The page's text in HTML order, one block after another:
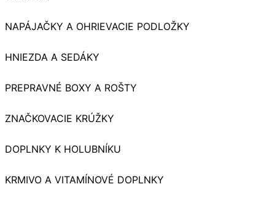
NAPÁJAČKY A OHRIEVACIE PODLOŽKY
HNIEZDA A SEDÁKY
PREPRAVNÉ BOXY A ROŠTY
ZNAČKOVACIE KRÚŽKY
DOPLNKY K HOLUBNÍKU
KRMIVO A VITAMÍNOVÉ DOPLNKY